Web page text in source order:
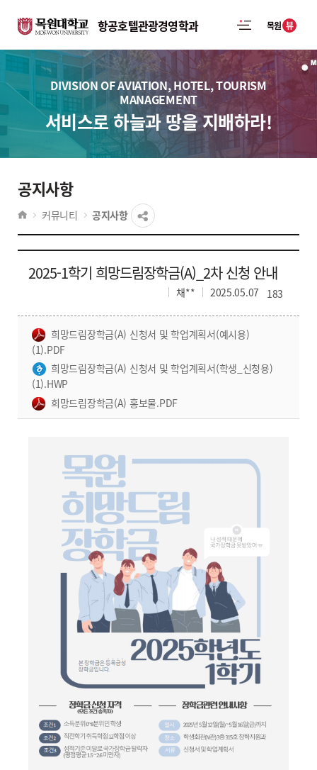
항공호텔관광경영학과 목원 뷰
DIVISION OF AVIATION, HOTEL, TOURISM
MANAGEMENT
서비스로 하늘과 땅을 지배하라!
공지사항
커뮤니티 공지사항
2025-1학기 희망드림장학금(A)_2차 신청 안내
채** 2025.05.07 183
희망드림장학금(A) 신청서 및 학업계획서(예시용)
(1).PDF
희망드림장학금(A) 신청서 및 학업계획서(학생_신청용)
(1).HWP
희망드림장학금(A) 홍보물.PDF